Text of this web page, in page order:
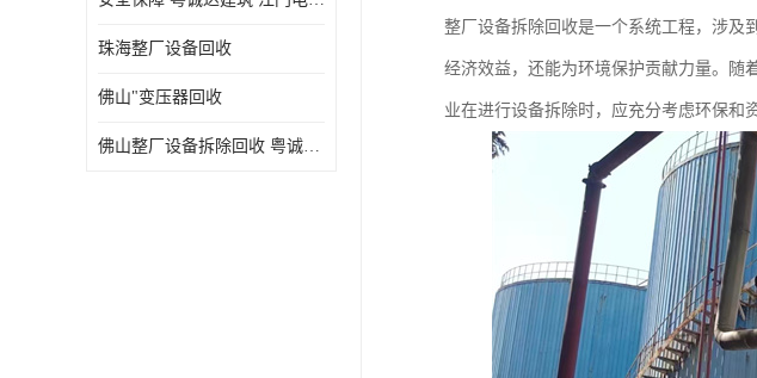
珠海整厂设备回收
佛山"变压器回收
佛山整厂设备拆除回收 粤诚达建筑 环保意识
整厂设备拆除回收是一个系统工程，涉及
经济效益，还能为环境保护贡献力量。随
业在进行设备拆除时，应充分考虑环保和